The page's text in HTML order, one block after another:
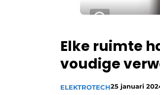
Meest gelezen
Podcasts
Vacature
Vacatures
Elke ruimte
voudige
ELEKTROTECH25 januari